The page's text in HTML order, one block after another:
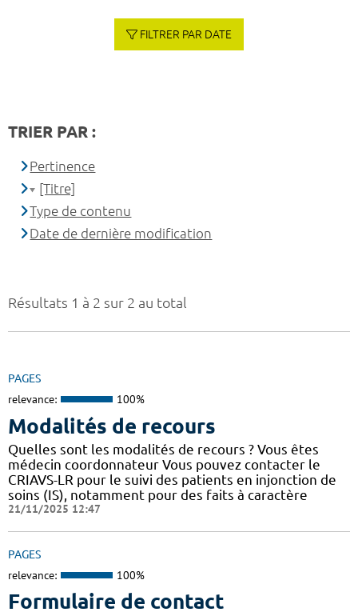
Résultats 1 à 2 sur 2 au total
PAGES
relevance: 100%
Modalités de recours
Quelles sont les modalités de recours ? Vous êtes
médecin coordonnateur Vous pouvez contacter le
CRIAVS-LR pour le suivi des patients en injonction de
soins (IS), notamment pour des faits à caractère
21/11/2025 12:47
PAGES
relevance: 100%
Formulaire de contact
FILTRER PAR DATE
TRIER PAR :
Pertinence
[Titre]
Type de contenu
Date de dernière modification